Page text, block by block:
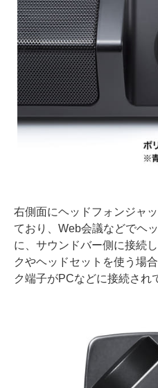
右側面にヘッドフォンジャ
ており、Web会議などでヘ
に、サウンドバー側に接続
クやヘッドセットを使う場
ク端子がPCなどに接続され